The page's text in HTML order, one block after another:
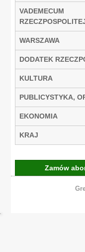
VADEMECUM
WARSZAWA
DODATEK
KULTURA
PUBLICYSTYKA,
EKONOMIA
KRAJ
Zamów